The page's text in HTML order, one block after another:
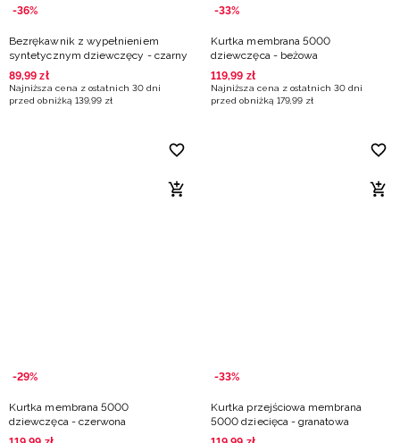
-36%
Bezrękawnik z wypełnieniem
syntetycznym dziewczęcy - czarny
89,99 zł
Najniższa cena z ostatnich 30 dni
przed obniżką 139,99 zł
-33%
Kurtka membrana 5000
dziewczęca - beżowa
119,99 zł
Najniższa cena z ostatnich 30 dni
przed obniżką 179,99 zł
-29%
Kurtka membrana 5000
dziewczęca - czerwona
-33%
Kurtka przejściowa membrana
5000 dziecięca - granatowa